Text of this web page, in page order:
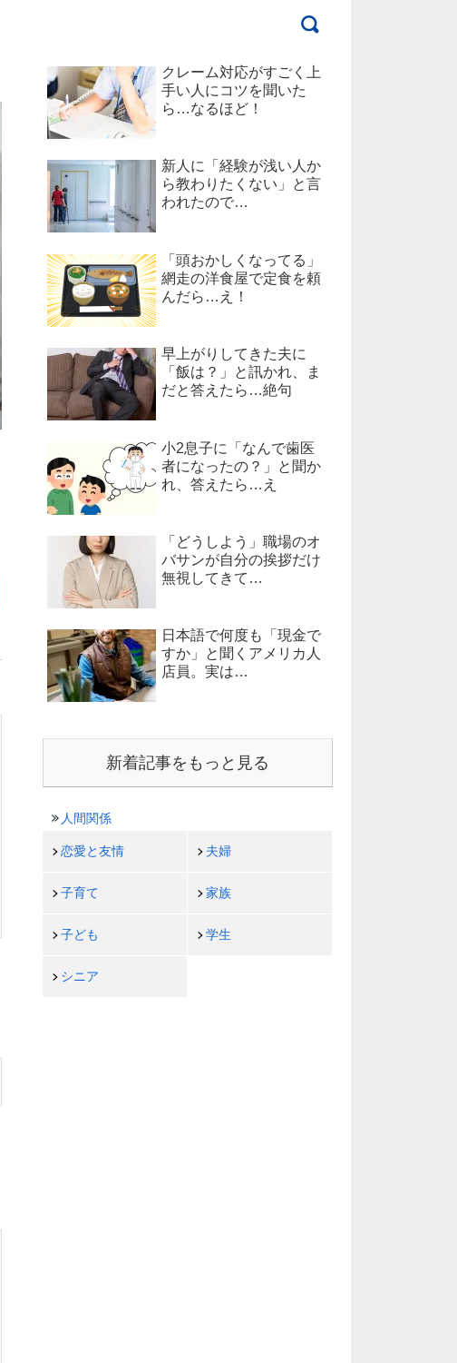
クレーム対応がすごく上
手い人にコツを聞いた
ら…なるほど！
新人に「経験が浅い人か
ら教わりたくない」と言
われたので…
「頭おかしくなってる」
網走の洋食屋で定食を頼
んだら…え！
早上がりしてきた夫に
「飯は？」と訊かれ、ま
だと答えたら…絶句
小2息子に「なんで歯医
者になったの？」と聞か
れ、答えたら…え
「どうしよう」職場のオ
バサンが自分の挨拶だけ
無視してきて…
日本語で何度も「現金で
すか」と聞くアメリカ人
店員。実は…
新着記事をもっと見る
人間関係
恋愛と友情 夫婦
子育て 家族
子ども 学生
シニア